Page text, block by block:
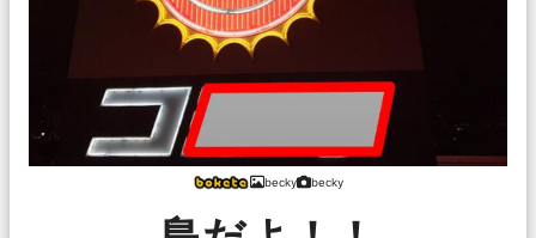
becky becky